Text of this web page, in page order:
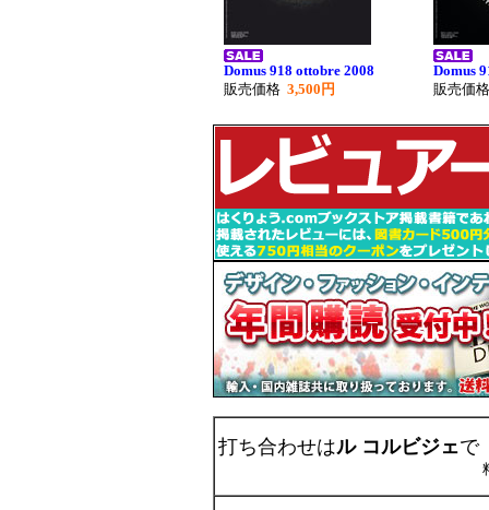
Domus 918 ottobre 2008
販売価格 3,500円
Domus
販売価
打ち合わせはル コルビジェで